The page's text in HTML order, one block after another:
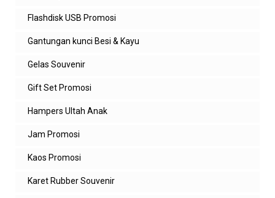
Flashdisk USB Promosi
Gantungan kunci Besi & Kayu
Gelas Souvenir
Gift Set Promosi
Hampers Ultah Anak
Jam Promosi
Kaos Promosi
Karet Rubber Souvenir